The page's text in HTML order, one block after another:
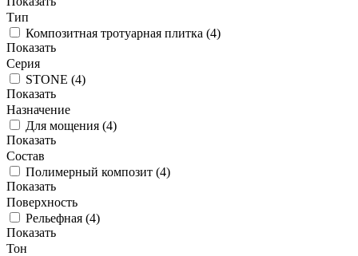
Тип
Композитная тротуарная плитка (4)
Показать
Серия
STONE (4)
Показать
Назначение
Для мощения (4)
Показать
Состав
Полимерный композит (4)
Показать
Поверхность
Рельефная (4)
Показать
Тон